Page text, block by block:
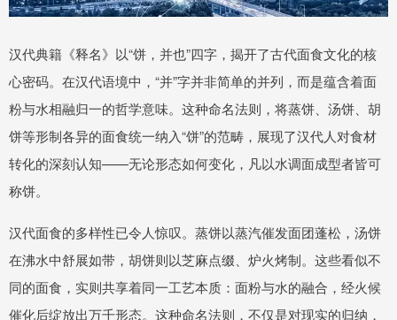
汉代典籍《释名》以“饼，并也”四字，揭开了古代面食文化的核
心密码。在汉代语境中，“并”字并非简单的并列，而是蕴含着面
粉与水相融归一的哲学意味。这种命名法则，将蒸饼、汤饼、胡
饼等形制各异的面食统一纳入“饼”的范畴，展现了汉代人对食材
转化的深刻认知——无论形态如何变化，凡以水调面成型者皆可
称饼。
汉代面食的多样性已令人惊叹。蒸饼以蒸汽催发面团蓬松，汤饼
在沸水中舒展如带，胡饼则以芝麻点缀、炉火烤制。这些看似不
同的面食，实则共享着同一工艺本质：面粉与水的融合，经火候
催化后绽放出万千形态。这种命名法则，不仅是对现实的归纳，